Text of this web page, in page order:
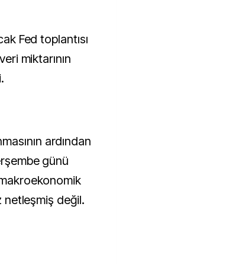
Fed toplantısı
miktarının
ardından
günü
netleşmiş değil.